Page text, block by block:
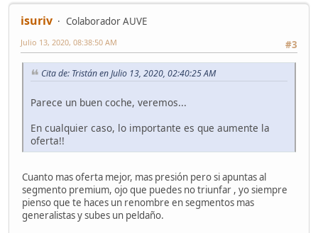
isuriv
Colaborador AUVE
#3
Julio 13, 2020, 08:38:50 AM
Cita de: Tristán en Julio 13, 2020, 02:40:25 AM
Parece un buen coche, veremos...
En cualquier caso, lo importante es que aumente la
oferta!!
Cuanto mas oferta mejor, mas presión pero si apuntas al
segmento premium, ojo que puedes no triunfar , yo siempre
pienso que te haces un renombre en segmentos mas
generalistas y subes un peldaño.